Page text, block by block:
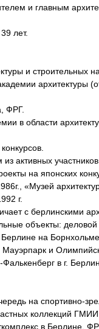
и главным
лет.
и строительных
архитектуры
ФРГ.
в области
активных
на японских
«Музей
г.
с берлинскими
объекты:
на
Мауэрпарк и
в г.
на спортивно-
коллекций
в Берлине,